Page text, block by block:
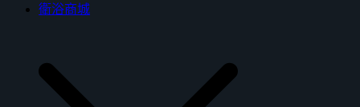
衛浴商城